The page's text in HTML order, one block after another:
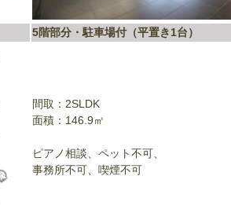
5階部分・駐車場付（平置き1台）
間取：2SLDK
面積：146.9㎡
ピアノ相談、ペット不可、
事務所不可、喫煙不可